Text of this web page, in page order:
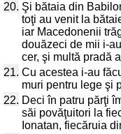
20. Şi bătaia din
toţi au venit la
iar Macedonenii
douăzeci de mii i-
cer, şi multă pradă
21. Cu acestea i-au
muri pentru lege şi
22. Deci în patru părţi
săi povăţuitori la
Ionatan, fiecăruia